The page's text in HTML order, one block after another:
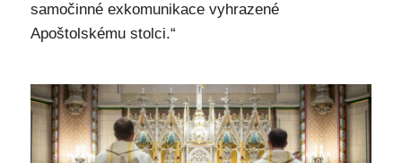
samočinné exkomunikace vyhrazené
Apoštolskému stolci.“